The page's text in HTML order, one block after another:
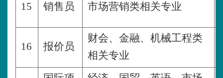
15 销售员 市场营销类相关专业
16 报价员
财会、金融、机械工程类
相关专业